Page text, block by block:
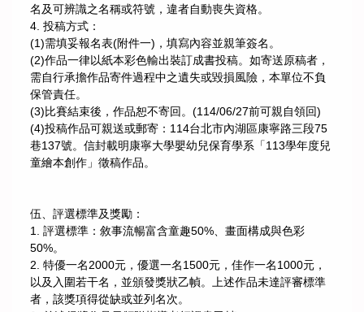
名及可辨識之名稱或符號，違者自動喪失資格。
4. 投稿方式：
(1)需填妥報名表(附件一)，填寫內容並親筆簽名。
(2)作品一律以紙本彩色輸出裝訂成書投稿。如寄送原稿者，
需自行承擔作品寄件過程中之遺失或毀損風險，本單位不負
保管責任。
(3)比賽結束後，作品恕不寄回。(114/06/27前可親自領回)
(4)投稿作品可親送或郵寄：114台北市內湖區康寧路三段75
巷137號。信封載明康寧大學嬰幼兒保育學系「113學年度兒
童繪本創作」徵稿作品。
伍、評選標準及獎勵：
1. 評選標準：敘事流暢富含童趣50%、畫面構成與色彩
50%。
2. 特優一名2000元，優選一名1500元，佳作一名1000元，
以及入圍若干名，並頒發獎狀乙幀。上述作品未達評審標準
者，該獎項得從缺或並列名次。